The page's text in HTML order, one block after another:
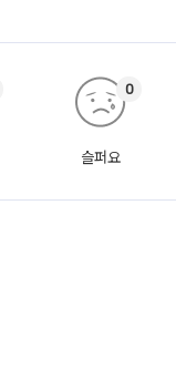
슬퍼요
0